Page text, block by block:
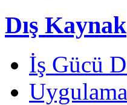
Dış Kaynak
İş Gücü